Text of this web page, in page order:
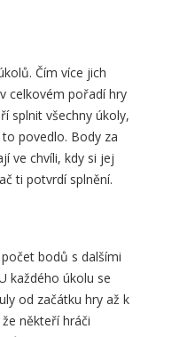
Čím více jich
celkovém pořadí hry
splnit všechny úkoly,
povedlo. Body za
ve chvíli, kdy si jej
ti potvrdí splnění.
bodů s dalšími
každého úkolu se
od začátku hry až k
někteří hráči